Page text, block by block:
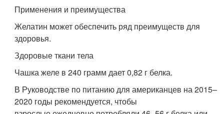
Применения и преимущества
Желатин может обеспечить ряд преимуществ для
здоровья.
Здоровые ткани тела
Чашка желе в 240 грамм дает 0,82 г белка.
В Руководстве по питанию для американцев на 2015–
2020 годы рекомендуется, чтобы